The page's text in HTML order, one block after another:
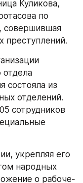
Куликова,
по
совершившая
преступлений.
отдела
состояла из
отделений.
сотрудников
укрепляя его
народных
о рабоче-